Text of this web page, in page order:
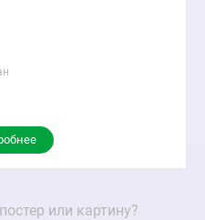
или картину?